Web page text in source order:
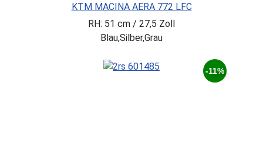
KTM MACINA AERA 772 LFC
RH: 51 cm / 27,5 Zoll
Blau,Silber,Grau
-11%